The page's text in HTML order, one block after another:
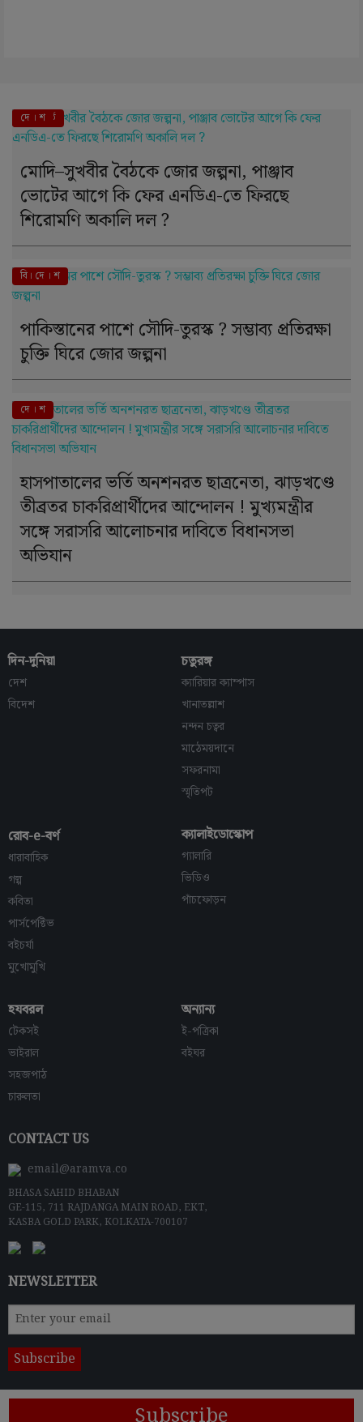
এই মুহূর্তে
দে । শ
মোদি–সুখবীর বৈঠকে জোর জল্পনা, পাঞ্জাব
ভোটের আগে কি ফের এনডিএ-তে ফিরছে
শিরোমণি অকালি দল ?
বি। দে । শ
পাকিস্তানের পাশে সৌদি-তুরস্ক ? সম্ভাব্য প্রতিরক্ষা
চুক্তি ঘিরে জোর জল্পনা
দে । শ
হাসপাতালের ভর্তি অনশনরত ছাত্রনেতা, ঝাড়খণ্ডে
তীব্রতর চাকরিপ্রার্থীদের আন্দোলন ! মুখ্যমন্ত্রীর
সঙ্গে সরাসরি আলোচনার দাবিতে বিধানসভা
অভিযান
দিন-দুনিয়া
দেশ
বিদেশ
চতুরঙ্গ
ক্যারিয়ার ক্যাম্পাস
খানাতল্লাশ
নন্দন চত্বর
মাঠেময়দানে
সফরনামা
স্মৃতিপট
রোব-e-বর্ণ
ধারাবাহিক
গল্প
কবিতা
পার্সপেক্টিভ
বইচর্যা
মুখোমুখি
ক্যালাইডোস্কোপ
গ্যালারি
ভিডিও
পাঁচফোড়ন
হযবরল
টেকসই
ভাইরাল
সহজপাঠ
চারুলতা
অন্যান্য
ই-পত্রিকা
বইঘর
CONTACT US
email@aramva.co
BHASA SAHID BHABAN
GE-115, 711 RAJDANGA MAIN ROAD, EKT,
KASBA GOLD PARK, KOLKATA-700107
NEWSLETTER
© 2024 ARAMVA PUBLISHERSTerms & Conditions